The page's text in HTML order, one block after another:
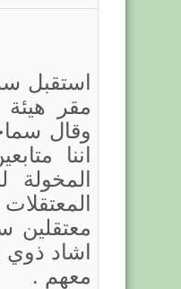
مقر هيئة
وقال
اننا
معتقلين
اشاد
معهم .